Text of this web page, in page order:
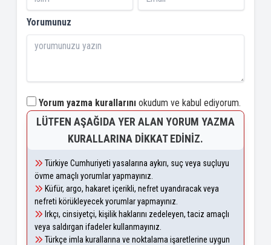
Yorumunuz
Yorum yazma kurallarını okudum ve kabul ediyorum.
LÜTFEN AŞAĞIDA YER ALAN YORUM YAZMA
KURALLARINA DIKKAT EDINIZ.
Türkiye Cumhuriyeti yasalarına aykırı, suç veya suçluyu
övme amaçlı yorumlar yapmayınız.
Küfür, argo, hakaret içerikli, nefret uyandıracak veya
nefreti körükleyecek yorumlar yapmayınız.
Irkçı, cinsiyetçi, kişilik haklarını zedeleyen, taciz amaçlı
veya saldırgan ifadeler kullanmayınız.
Türkçe imla kurallarına ve noktalama işaretlerine uygun